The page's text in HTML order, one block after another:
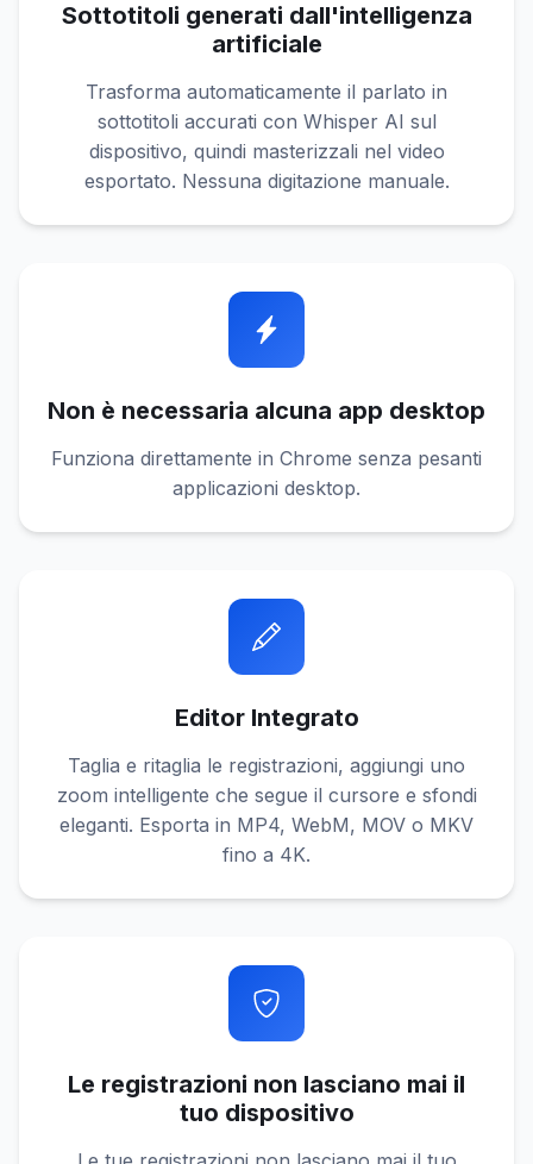
Sottotitoli generati dall'intelligenza
artificiale
Trasforma automaticamente il parlato in
sottotitoli accurati con Whisper AI sul
dispositivo, quindi masterizzali nel video
esportato. Nessuna digitazione manuale.
Non è necessaria alcuna app desktop
Funziona direttamente in Chrome senza pesanti
applicazioni desktop.
Editor Integrato
Taglia e ritaglia le registrazioni, aggiungi uno
zoom intelligente che segue il cursore e sfondi
eleganti. Esporta in MP4, WebM, MOV o MKV
fino a 4K.
Le registrazioni non lasciano mai il
tuo dispositivo